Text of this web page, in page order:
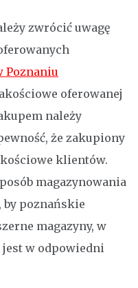
zwrócić uwagę
Poznaniu
oferowanej
należy
że zakupiony
klientów.
magazynowania
by poznańskie
magazyny, w
w odpowiedni